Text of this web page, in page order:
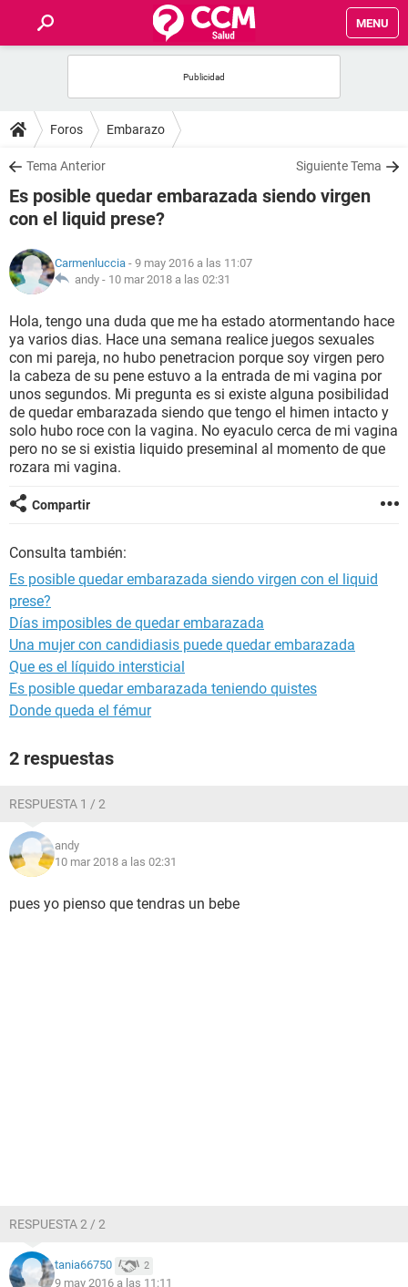
MENU
FOROS
SALUD
FAMILIA
NUTRICIÓN
SEXUALIDAD
GLOSARIO
Foros Embarazo
Tema Anterior Siguiente Tema
Es posible quedar embarazada siendo virgen
con el liquid prese?
Carmenluccia - 9 may 2016 a las 11:07
andy - 10 mar 2018 a las 02:31
Hola, tengo una duda que me ha estado atormentando hace
ya varios dias. Hace una semana realice juegos sexuales
con mi pareja, no hubo penetracion porque soy virgen pero
la cabeza de su pene estuvo a la entrada de mi vagina por
unos segundos. Mi pregunta es si existe alguna posibilidad
de quedar embarazada siendo que tengo el himen intacto y
solo hubo roce con la vagina. No eyaculo cerca de mi vagina
pero no se si existia liquido preseminal al momento de que
rozara mi vagina.
Compartir
Consulta también:
Es posible quedar embarazada siendo virgen con el liquid
prese?
Días imposibles de quedar embarazada
Una mujer con candidiasis puede quedar embarazada
Que es el líquido intersticial
Es posible quedar embarazada teniendo quistes
Donde queda el fémur
2 respuestas
RESPUESTA 1 / 2
andy
10 mar 2018 a las 02:31
pues yo pienso que tendras un bebe
RESPUESTA 2 / 2
tania66750 2
9 may 2016 a las 11:11